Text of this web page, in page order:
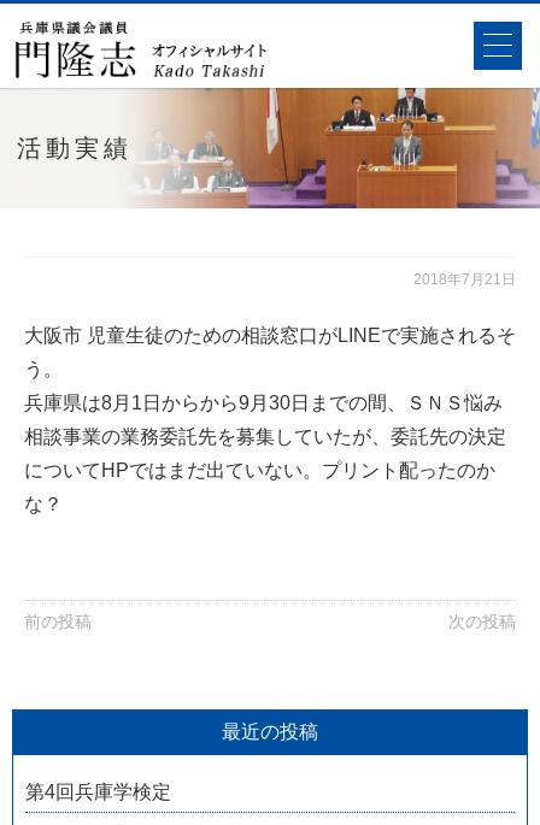
活動実績
2018年7月21日
大阪市 児童生徒のための相談窓口がLINEで実施されるそ
う。
兵庫県は8月1日からから9月30日までの間、ＳＮＳ悩み
相談事業の業務委託先を募集していたが、委託先の決定
についてHPではまだ出ていない。プリント配ったのか
な？
前の投稿 次の投稿
最近の投稿
第4回兵庫学検定